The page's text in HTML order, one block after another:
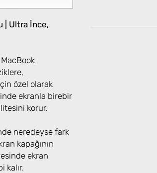
| Ultra İnce,
özel olarak
ekranla birebir
korur.
neredeyse fark
kapağının
ekran
kalır.